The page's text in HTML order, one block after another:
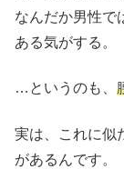
なんだか男性で
ある気がする。
…というのも、
実は、これに似
があるんです。